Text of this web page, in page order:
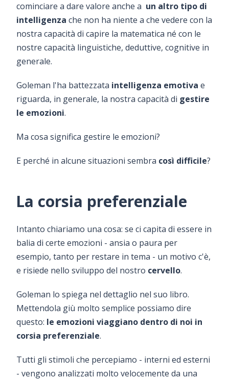
cominciare a dare valore anche a un altro tipo di
intelligenza che non ha niente a che vedere con la
nostra capacità di capire la matematica né con le
nostre capacità linguistiche, deduttive, cognitive in
generale.
Goleman l'ha battezzata intelligenza emotivae
riguarda, in generale, la nostra capacità di gestire
le emozioni.
Ma cosa significa gestire le emozioni?
E perché in alcune situazioni sembra così difficile?
La corsia preferenziale
Intanto chiariamo una cosa: se ci capita di essere in
balia di certe emozioni - ansia o paura per
esempio, tanto per restare in tema - un motivo c'è,
e risiede nello sviluppo del nostro cervello.
Goleman lo spiega nel dettaglio nel suo libro.
Mettendola giù molto semplice possiamo dire
questo: le emozioni viaggiano dentro di noi in
corsia preferenziale.
Tutti gli stimoli che percepiamo - interni ed esterni
- vengono analizzati molto velocemente da una